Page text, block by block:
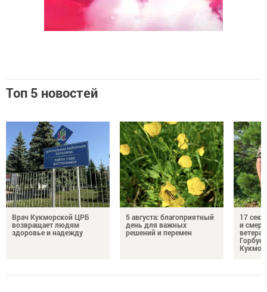
Топ 5 новостей
Врач Кукморской ЦРБ
возвращает людям
здоровье и надежду
5 августа: благоприятный
день для важных
решений и перемен
17
и